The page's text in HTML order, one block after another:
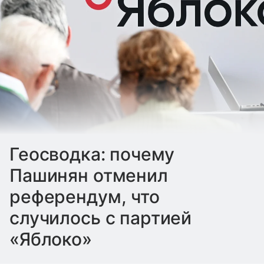
Геосводка: почему
Пашинян отменил
референдум, что
случилось с партией
«Яблоко»